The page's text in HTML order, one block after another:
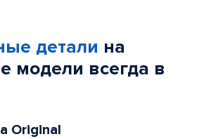
детали на
модели всегда в
Original